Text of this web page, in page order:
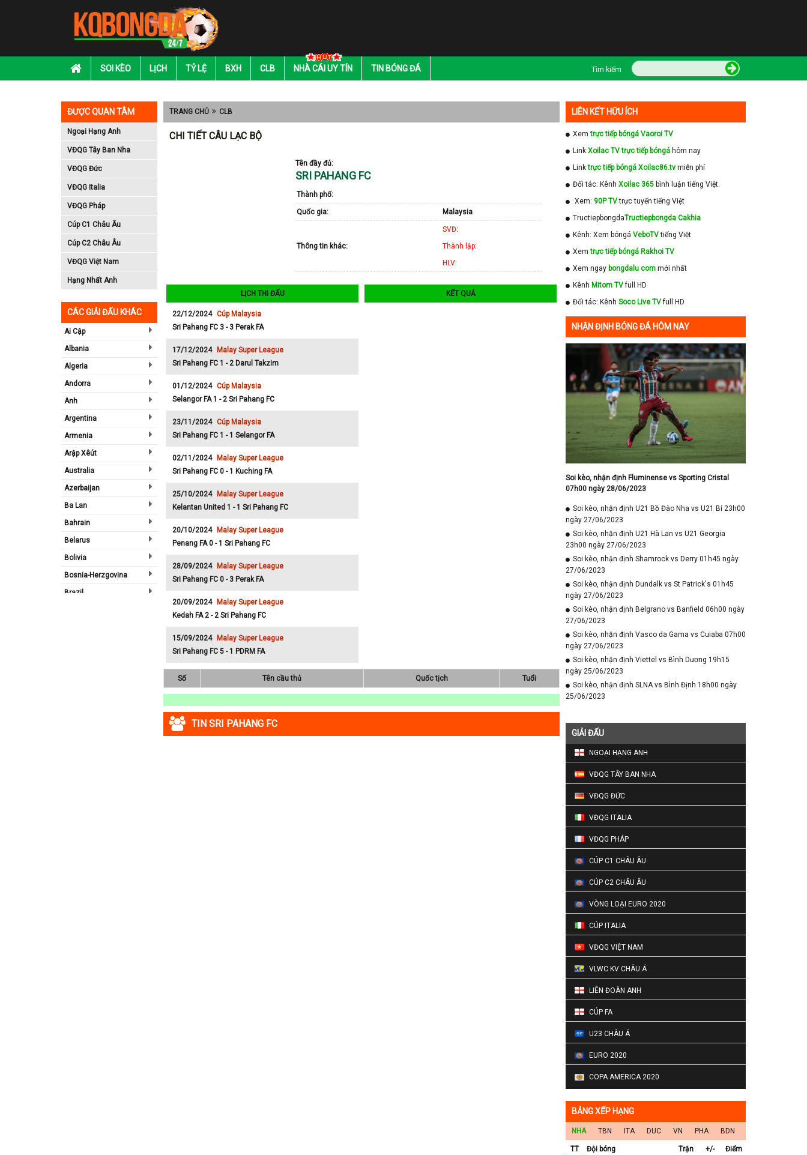
SOI KÈO LỊCH TỶ LỆ BXH CLB NHÀ CÁI UY TÍN TIN BÓNG ĐÁ Tìm kiếm
ĐƯỢC QUAN TÂM
Ngoại Hạng Anh
VĐQG Tây Ban Nha
VĐQG Đức
VĐQG Italia
VĐQG Pháp
Cúp C1 Châu Âu
Cúp C2 Châu Âu
VĐQG Việt Nam
Hạng Nhất Anh
CÁC GIẢI ĐẤU KHÁC
Ai Cập
Albania
Algeria
Andorra
Anh
Argentina
Armenia
Arập Xêút
Australia
Azerbaijan
Ba Lan
Bahrain
Belarus
Bolivia
Bosnia-Herzgovina
Brazil
TRANG CHỦ CLB
CHI TIẾT CÂU LẠC BỘ
Tên đầy đủ:
SRI PAHANG FC
Thành phố:
Quốc gia: Malaysia
Thông tin khác:
SVĐ:
Thành lập:
HLV:
LỊCH THI ĐẤU KẾT QUẢ
22/12/2024 Cúp Malaysia
Sri Pahang FC 3 - 3 Perak FA
17/12/2024 Malay Super League
Sri Pahang FC 1 - 2 Darul Takzim
01/12/2024 Cúp Malaysia
Selangor FA 1 - 2 Sri Pahang FC
23/11/2024 Cúp Malaysia
Sri Pahang FC 1 - 1 Selangor FA
02/11/2024 Malay Super League
Sri Pahang FC 0 - 1 Kuching FA
25/10/2024 Malay Super League
Kelantan United 1 - 1 Sri Pahang FC
20/10/2024 Malay Super League
Penang FA 0 - 1 Sri Pahang FC
28/09/2024 Malay Super League
Sri Pahang FC 0 - 3 Perak FA
20/09/2024 Malay Super League
Kedah FA 2 - 2 Sri Pahang FC
15/09/2024 Malay Super League
Sri Pahang FC 5 - 1 PDRM FA
Số Tên cầu thủ Quốc tịch Tuổi
TIN SRI PAHANG FC
LIÊN KẾT HỮU ÍCH
Xemtrực tiếp bóngá Vaoroi TV
Link Xoilac TV trực tiếp bóngá hôm nay
Linktrực tiếp bóngá Xoilac86.tv miễn phí
Đối tác: Kênh Xoilac 365 bình luận tiếng Việt.
Xem: 90P TVtrực tuyến tiếng Việt
TructiepbongdaTructiepbongda Cakhia
Kênh: Xem bóngá VeboTVtiếng Việt
Xemtrực tiếp bóngá Rakhoi TV
Xem ngay bongdalu com mới nhất
Kênh Mitom TVfull HD
Đối tác: Kênh Soco Live TVfull HD
NHẬN ĐỊNH BÓNG ĐÁ HÔM NAY
Soi kèo, nhận định Fluminense vs Sporting Cristal
07h00 ngày 28/06/2023
Soi kèo, nhận định U21 Bồ Đào Nha vs U21 Bỉ 23h00
ngày 27/06/2023
Soi kèo, nhận định U21 Hà Lan vs U21 Georgia
23h00 ngày 27/06/2023
Soi kèo, nhận định Shamrock vs Derry 01h45 ngày
27/06/2023
Soi kèo, nhận định Dundalk vs St Patrick's 01h45
ngày 27/06/2023
Soi kèo, nhận định Belgrano vs Banfield 06h00 ngày
27/06/2023
Soi kèo, nhận định Vasco da Gama vs Cuiaba 07h00
ngày 27/06/2023
Soi kèo, nhận định Viettel vs Bình Dương 19h15
ngày 25/06/2023
Soi kèo, nhận định SLNA vs Bình Định 18h00 ngày
25/06/2023
GIẢI ĐẤU
NGOẠI HẠNG ANH
VĐQG TÂY BAN NHA
VĐQG ĐỨC
VĐQG ITALIA
VĐQG PHÁP
CÚP C1 CHÂU ÂU
CÚP C2 CHÂU ÂU
VÒNG LOẠI EURO 2020
CÚP ITALIA
VĐQG VIỆT NAM
VLWC KV CHÂU Á
LIÊN ĐOÀN ANH
CÚP FA
U23 CHÂU Á
EURO 2020
COPA AMERICA 2020
BẢNG XẾP HẠNG
NHA TBN ITA DUC VN PHA BDN
TT Đội bóng Trận +/-
Điểm